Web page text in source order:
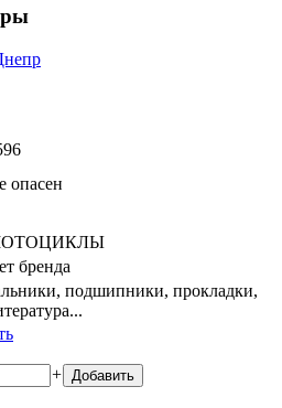
опасен
бренда
подшипники, прокладки,
+